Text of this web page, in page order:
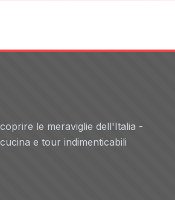
le meraviglie dell'Italia -
e tour indimenticabili